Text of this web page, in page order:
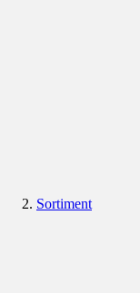
Sortiment